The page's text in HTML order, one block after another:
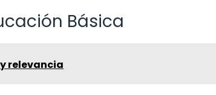
Básica
y relevancia